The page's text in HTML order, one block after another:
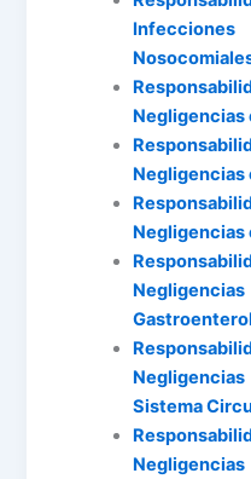
Negligencias
Negligencias
Negligencias
Sistema